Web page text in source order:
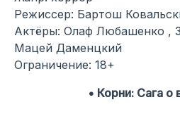
Режиссер: Бартош
Актёры: Олаф Любашенко ,
Мацей Даменцкий
Ограничение: 18+
• Корни: Сага о